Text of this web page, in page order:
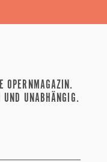
OPERNMAGAZIN.
UNABHÄNGIG.